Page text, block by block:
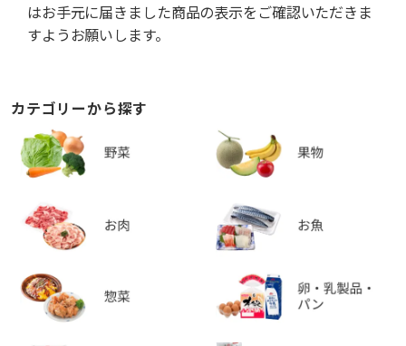
はお手元に届きました商品の表示をご確認いただきま
すようお願いします。
カテゴリーから探す